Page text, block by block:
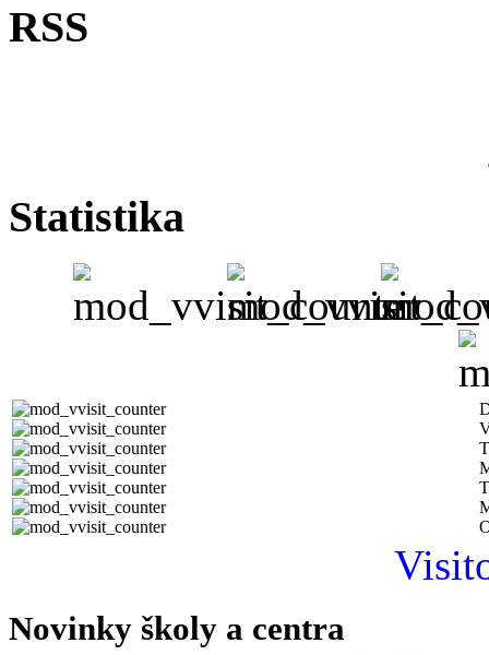
RSS
Statistika
Novinky školy a centra